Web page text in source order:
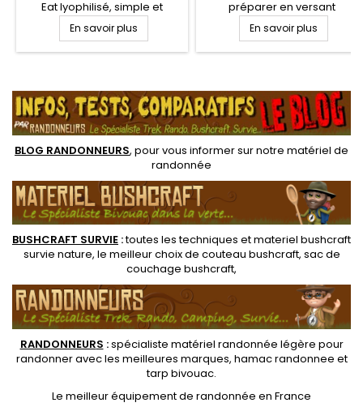
Eat lyophilisé, simple et
rapide à préparer en versant
simplement de l'eau chaude.
Pratique et énergétique, un
et le bivouac léger.
En savoir plus
préparer en versant
simplement de l'eau chaude.
Pratique et énergétique, un
vrai repas à base de viande
En savoir plus
BLOG RANDONNEURS, pour vous informer sur notre matériel de
randonnée
BUSHCRAFT SURVIE :toutes les techniques etmateriel bushcraft
survie nature, le meilleur choix de couteau bushcraft, sac de
couchage bushcraft,
RANDONNEURS :spécialiste matériel randonnée légère pour
randonner avec les meilleures marques, hamac randonnee et
tarp bivouac.
Le meilleur équipement de randonnée en France